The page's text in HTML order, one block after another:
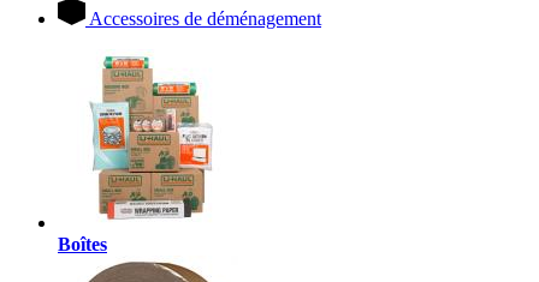
Accessoires de déménagement
Boîtes